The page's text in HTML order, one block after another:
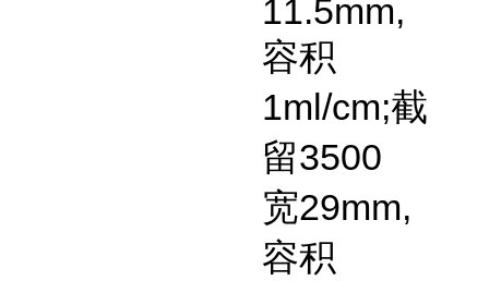
11.5mm,
容积
1ml/cm;截
留3500
宽29mm,
容积